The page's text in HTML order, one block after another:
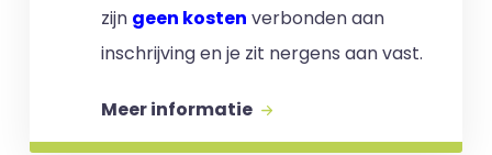
zijn geen kosten verbonden aan
inschrijving en je zit nergens aan vast.
Meer informatie